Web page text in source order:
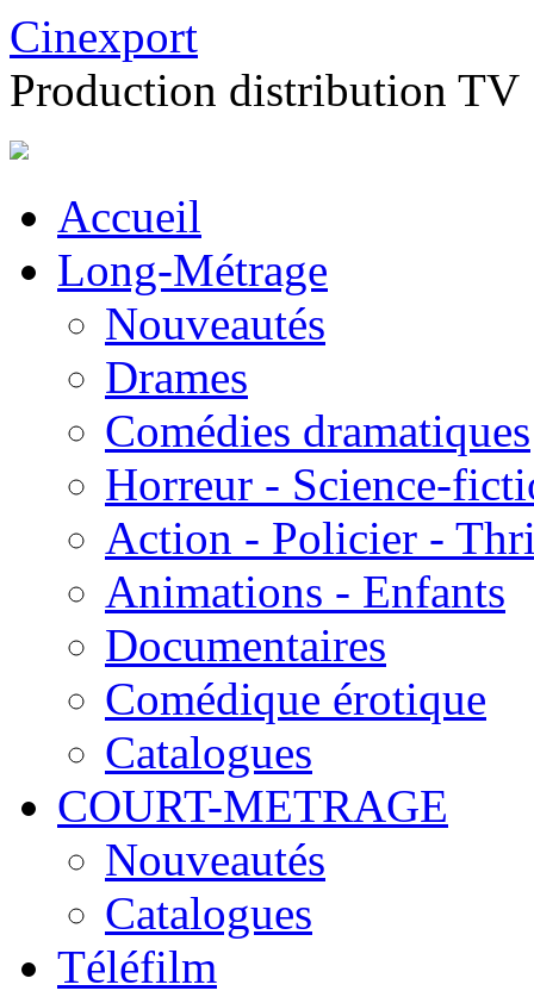
Cinexport
Production distribution TV
Accueil
Long-Métrage
Nouveautés
Drames
Comédies dramatiques
Horreur - Science-
Action - Policier -
Animations - Enfants
Documentaires
Comédique érotique
Catalogues
COURT-METRAGE
Nouveautés
Catalogues
Téléfilm